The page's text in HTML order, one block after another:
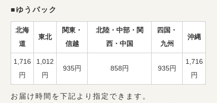
■ゆうパック
北海
道
東北
関東・
信越
北陸・中部・関
西・中国
四国・
九州
沖縄
1,716
円
1,012
円
935円 858円 935円
1,716
円
お届け時間を下記より指定できます。